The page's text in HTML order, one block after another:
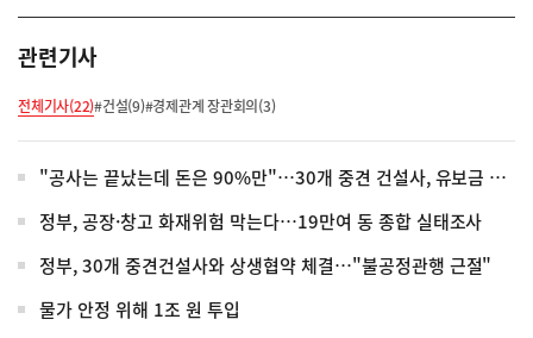
관련기사
전체기사(22)#건설(9)#경제관계 장관회의(3)
"공사는 끝났는데 돈은 90%만"…30개 중견 건설사, 유보금 폐지·하자 소송 책임 분담 약속
정부, 공장·창고 화재위험 막는다…19만여 동 종합 실태조사
정부, 30개 중견건설사와 상생협약 체결…"불공정관행 근절"
물가 안정 위해 1조 원 투입